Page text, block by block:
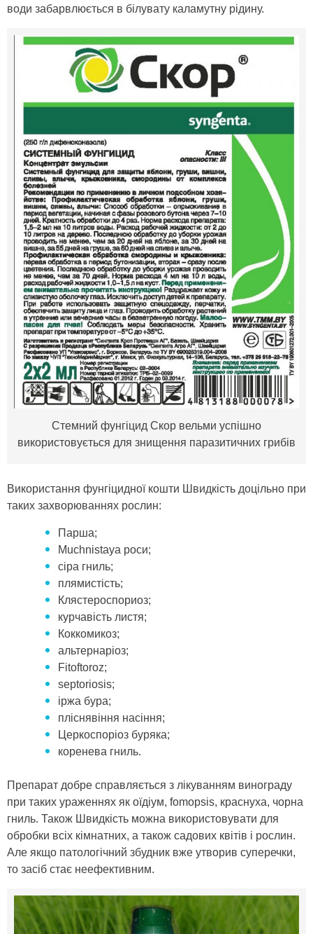
води забарвлюється в білувату каламутну рідину.
Стемний фунгіцид Скор вельми успішно
використовується для знищення паразитичних грибів
Використання фунгіцидної кошти Швидкість доцільно при
таких захворюваннях рослин:
Парша;
Muchnistaya роси;
сіра гниль;
плямистість;
Клястероспориоз;
курчавість листя;
Коккомикоз;
альтернаріоз;
Fitoftoroz;
septoriosis;
іржа бура;
пліснявіння насіння;
Церкоспоріоз буряка;
коренева гниль.
Препарат добре справляється з лікуванням винограду
при таких ураженнях як оїдіум, fomopsis, краснуха, чорна
гниль. Також Швидкість можна використовувати для
обробки всіх кімнатних, а також садових квітів і рослин.
Але якщо патологічний збудник вже утворив суперечки,
то засіб стає неефективним.